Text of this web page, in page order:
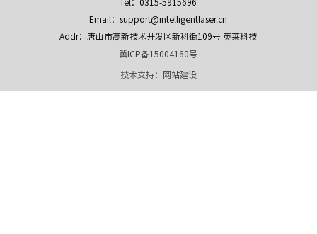
Tel：0315-5915696
Email：support@intelligentlaser.cn
Addr：唐山市高新技术开发区新科街109号 英莱科技
冀ICP备15004160号
技术支持： 网站建设